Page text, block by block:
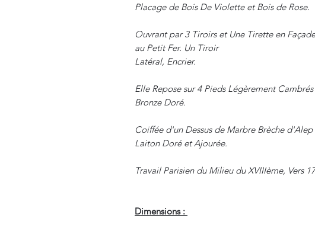
Placage de Bois De Violette et Bois de Rose.
Ouvrant par 3 Tiroirs et Une Tirette en
au Petit Fer. Un Tiroir
Latéral, Encrier.
Elle Repose sur 4 Pieds Légèrement
Bronze Doré.
Coiffée d'un Dessus de Marbre Brèche
Laiton Doré et Ajourée.
Travail Parisien du Milieu du XVIIIème, Vers
Dimensions :